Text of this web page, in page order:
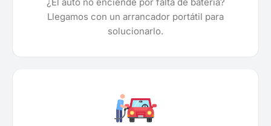
Llegamos con un arrancador portátil para
solucionarlo.